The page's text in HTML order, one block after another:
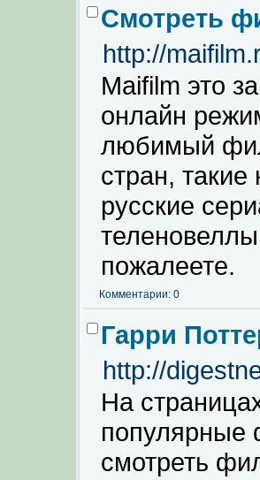
Смотреть
http://
Maifilm это
онлайн
любимый
стран,
русские
пожалеете.
Комментарии: 0
Гарри
http://
На
популярные
смотреть